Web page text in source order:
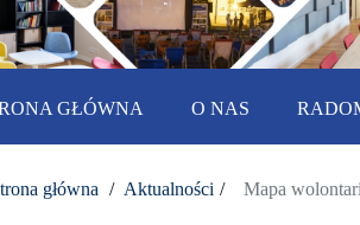
GŁÓWNA O NAS
główna Aktualności Mapa